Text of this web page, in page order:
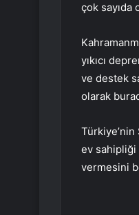
çok sayıda
yıkıcı
ve destek
olarak
ev sahipliği
vermesini